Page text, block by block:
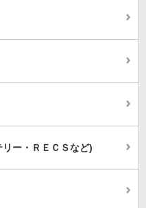
ー・ＲＥＣＳなど)